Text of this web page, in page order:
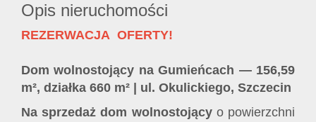
Opis nieruchomości
REZERWACJA OFERTY!
Dom wolnostojący na Gumieńcach — 156,59
m², działka 660 m² | ul. Okulickiego, Szczecin
Na sprzedaż dom wolnostojący o powierzchni